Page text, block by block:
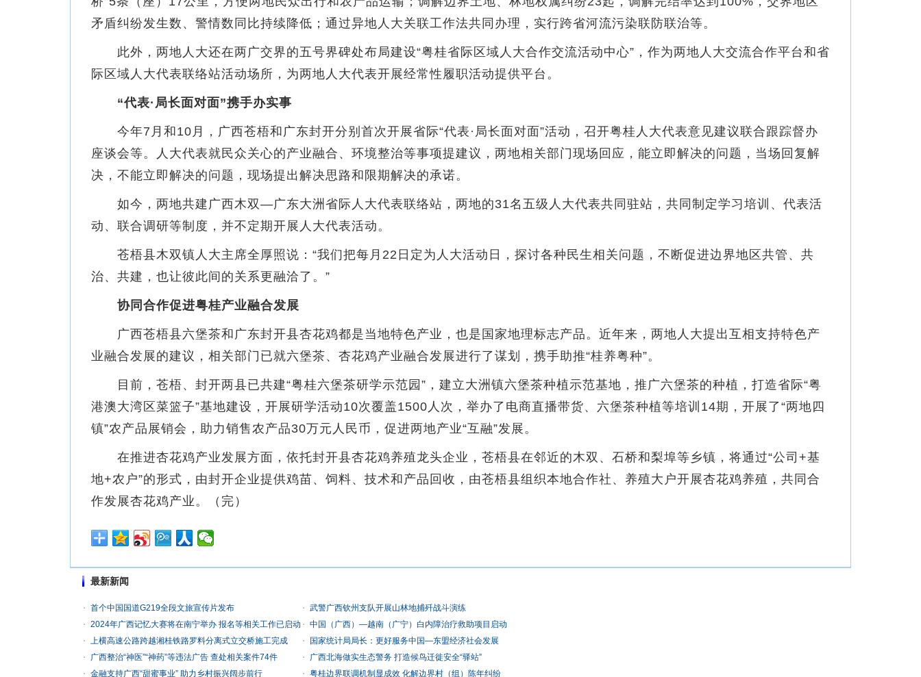
矛盾纠纷发生数、警情数同比持续降低；通过异地人大关联工作法共同办理，实行跨省河流污染联防联治等。
此外，两地人大还在两广交界的五号界碑处布局建设“粤桂省际区域人大合作交流活动中心”，作为两地人大交流合作平台和省
际区域人大代表联络站活动场所，为两地人大代表开展经常性履职活动提供平台。
“代表·局长面对面”携手办实事
今年7月和10月，广西苍梧和广东封开分别首次开展省际“代表·局长面对面”活动，召开粤桂人大代表意见建议联合跟踪督办
座谈会等。人大代表就民众关心的产业融合、环境整治等事项提建议，两地相关部门现场回应，能立即解决的问题，当场回复解
决，不能立即解决的问题，现场提出解决思路和限期解决的承诺。
如今，两地共建广西木双—广东大洲省际人大代表联络站，两地的31名五级人大代表共同驻站，共同制定学习培训、代表活
动、联合调研等制度，并不定期开展人大代表活动。
苍梧县木双镇人大主席全厚照说：“我们把每月22日定为人大活动日，探讨各种民生相关问题，不断促进边界地区共管、共
治、共建，也让彼此间的关系更融洽了。”
协同合作促进粤桂产业融合发展
广西苍梧县六堡茶和广东封开县杏花鸡都是当地特色产业，也是国家地理标志产品。近年来，两地人大提出互相支持特色产
业融合发展的建议，相关部门已就六堡茶、杏花鸡产业融合发展进行了谋划，携手助推“桂养粤种”。
目前，苍梧、封开两县已共建“粤桂六堡茶研学示范园”，建立大洲镇六堡茶种植示范基地，推广六堡茶的种植，打造省际“粤
港澳大湾区菜篮子”基地建设，开展研学活动10次覆盖1500人次，举办了电商直播带货、六堡茶种植等培训14期，开展了“两地四
镇”农产品展销会，助力销售农产品30万元人民币，促进两地产业“互融”发展。
在推进杏花鸡产业发展方面，依托封开县杏花鸡养殖龙头企业，苍梧县在邻近的木双、石桥和梨埠等乡镇，将通过“公司+基
地+农户”的形式，由封开企业提供鸡苗、饲料、技术和产品回收，由苍梧县组织本地合作社、养殖大户开展杏花鸡养殖，共同合
作发展杏花鸡产业。（完）
最新新闻
首个中国国道G219全段文旅宣传片发布
武警广西钦州支队开展山林地捕歼战斗演练
2024年广西记忆大赛将在南宁举办 报名等相关工作已启动
中国（广西）—越南（广宁）白内障治疗救助项目启动
上横高速公路跨越湘桂铁路罗料分离式立交桥施工完成
国家统计局局长：更好服务中国—东盟经济社会发展
广西整治“神医”“神药”等违法广告 查处相关案件74件
广西北海做实生态警务 打造候鸟迁徙安全“驿站”
金融支持广西“甜蜜事业” 助力乡村振兴阔步前行
粤桂边界联调机制显成效 化解边界村（组）陈年纠纷